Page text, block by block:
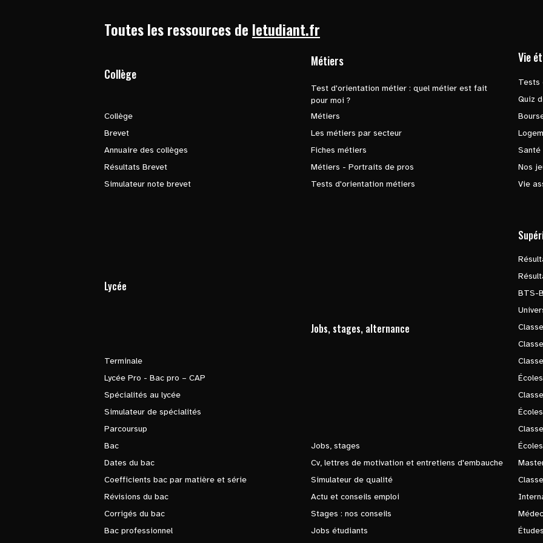
Toutes les ressources de letudiant.fr
Collège
Collège
Brevet
Annuaire des collèges
Résultats Brevet
Simulateur note brevet
Métiers
Test d'orientation métier : quel métier est fait
pour moi ?
Métiers
Les métiers par secteur
Fiches métiers
Métiers - Portraits de pros
Tests d'orientation métiers
Vie
Tests
Quiz
Santé
Nos
Vie
Lycée
Terminale
Lycée Pro - Bac pro – CAP
Spécialités au lycée
Simulateur de spécialités
Parcoursup
Bac
Dates du bac
Coefficients bac par matière et série
Révisions du bac
Corrigés du bac
Bac professionnel
Jobs, stages, alternance
Jobs, stages
Cv, lettres de motivation et entretiens d'embauche
Simulateur de qualité
Actu et conseils emploi
Stages : nos conseils
Jobs étudiants
BTS-